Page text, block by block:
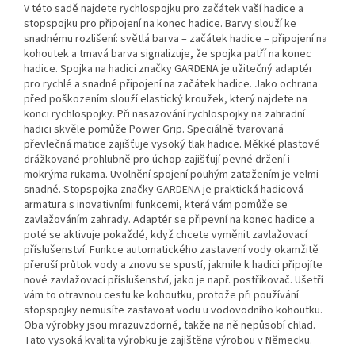
V této sadě najdete rychlospojku pro začátek vaší hadice a
stopspojku pro připojení na konec hadice. Barvy slouží ke
snadnému rozlišení: světlá barva – začátek hadice – připojení na
kohoutek a tmavá barva signalizuje, že spojka patří na konec
hadice. Spojka na hadici značky GARDENA je užitečný adaptér
pro rychlé a snadné připojení na začátek hadice. Jako ochrana
před poškozením slouží elastický kroužek, který najdete na
konci rychlospojky. Při nasazování rychlospojky na zahradní
hadici skvěle pomůže Power Grip. Speciálně tvarovaná
převlečná matice zajišťuje vysoký tlak hadice. Měkké plastové
drážkované prohlubně pro úchop zajišťují pevné držení i
mokrýma rukama. Uvolnění spojení pouhým zatažením je velmi
snadné. Stopspojka značky GARDENA je praktická hadicová
armatura s inovativními funkcemi, která vám pomůže se
zavlažováním zahrady. Adaptér se připevní na konec hadice a
poté se aktivuje pokaždé, když chcete vyměnit zavlažovací
příslušenství. Funkce automatického zastavení vody okamžitě
přeruší průtok vody a znovu se spustí, jakmile k hadici připojíte
nové zavlažovací příslušenství, jako je např. postřikovač. Ušetří
vám to otravnou cestu ke kohoutku, protože při používání
stopspojky nemusíte zastavoat vodu u vodovodního kohoutku.
Oba výrobky jsou mrazuvzdorné, takže na ně nepůsobí chlad.
Tato vysoká kvalita výrobku je zajištěna výrobou v Německu.